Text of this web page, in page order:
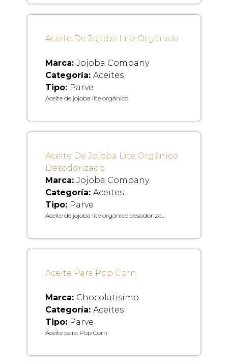
Aceite De Jojoba Lite Orgánico
Marca: Jojoba Company
Categoría: Aceites
Tipo: Parve
Aceite de jojoba lite orgánico
Aceite De Jojoba Lite Orgánico
Desodorizado
Marca: Jojoba Company
Categoría: Aceites
Tipo: Parve
Aceite de jojoba lite orgánico desodoriza…
Aceite Para Pop Corn
Marca: Chocolatisimo
Categoría: Aceites
Tipo: Parve
Aceite para Pop Corn